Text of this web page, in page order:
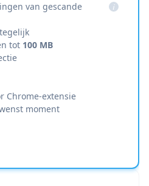
van gescande
i
tot 100 MB
Chrome-extensie
moment